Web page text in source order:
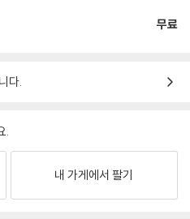
무료
다.
.
내 가게에서 팔기